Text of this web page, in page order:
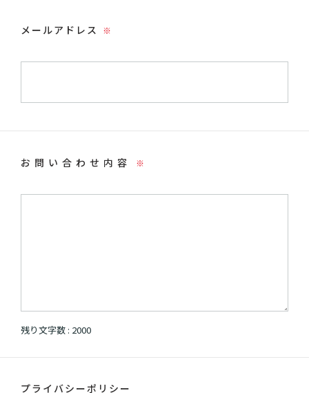
メールアドレス ※
お問い合わせ内容 ※
残り文字数 : 2000
プライバシーポリシー